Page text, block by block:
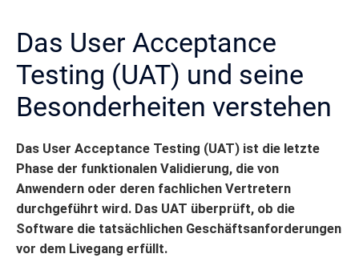
Das User Acceptance
Testing (UAT) und seine
Besonderheiten verstehen
Das User Acceptance Testing (UAT) ist die letzte
Phase der funktionalen Validierung, die von
Anwendern oder deren fachlichen Vertretern
durchgeführt wird. Das UAT überprüft, ob die
Software die tatsächlichen Geschäftsanforderungen
vor dem Livegang erfüllt.